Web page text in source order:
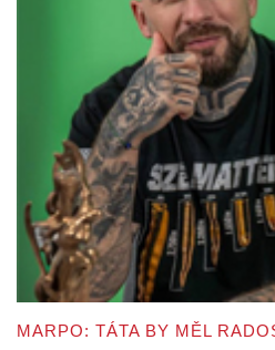
MARPO: TÁTA BY MĚL